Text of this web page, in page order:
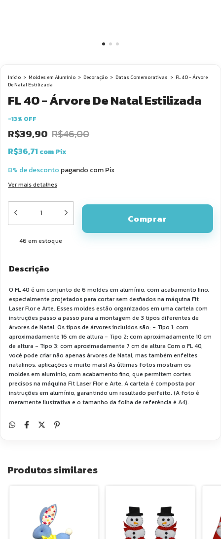
Início > Moldes em Alumínio > Decoração > Datas Comemorativas > FL 40 - Árvore
De Natal Estilizada
FL 40 - Árvore De Natal Estilizada
-13% OFF
R$39,90 R$46,00
R$36,71 comPix
8% de desconto pagando com Pix
Ver mais detalhes
46 em estoque
Descrição
O FL 40 é um conjunto de 6 moldes em alumínio, com acabamento fino,
especialmente projetados para cortar sem desfiados na máquina Fit
Laser Flor e Arte. Esses moldes estão organizados em uma cartela com
instruções passo a passo para a montagem de 3 tipos diferentes de
árvores de Natal. Os tipos de árvores incluídos são: - Tipo 1: com
aproximadamente 16 cm de altura - Tipo 2: com aproximadamente 10 cm
de altura - Tipo 3: com aproximadamente 7 cm de altura Com o FL 40,
você pode criar não apenas árvores de Natal, mas também enfeites
natalinos, aplicações e muito mais! As últimas fotos mostram os
moldes em alumínio, com acabamento fino, que permitem cortes
precisos na máquina Fit Laser Flor e Arte. A cartela é composta por
instruções em alumínio, garantindo um resultado perfeito. (A foto é
meramente ilustrativa e o tamanho da folha de referência é A4).
Produtos similares